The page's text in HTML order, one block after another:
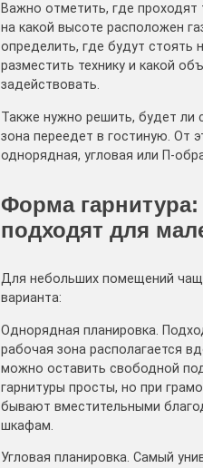
Важно отметить, где
на какой высоте расположен
определить, где будут стоять
разместить технику и какой
задействовать.
Также нужно решить, будет ли
зона переедет в гостиную. От
однорядная, угловая или П-
Форма
подходят для
Для небольших помещений
варианта:
Однорядная планировка.
рабочая зона располагается
можно оставить свободной
гарнитуры просты, но при
бывают вместительными
шкафам.
Угловая планировка. Самый